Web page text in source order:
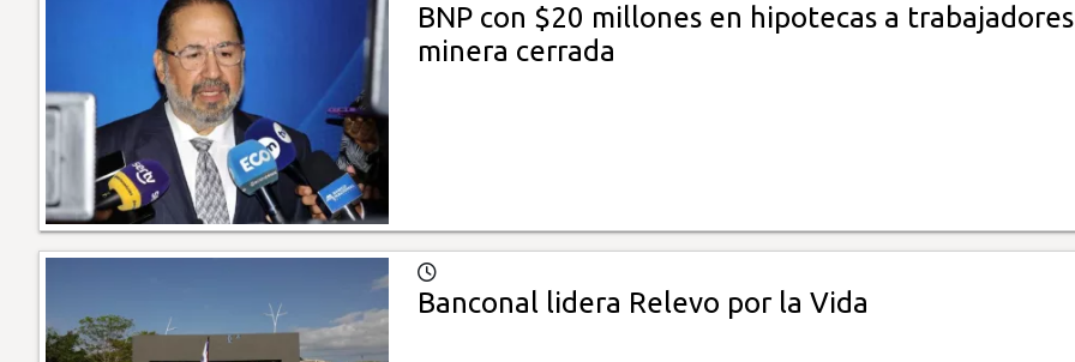
BNP con $20 millones en hipotecas a
minera cerrada
Banconal lidera Relevo por la Vida